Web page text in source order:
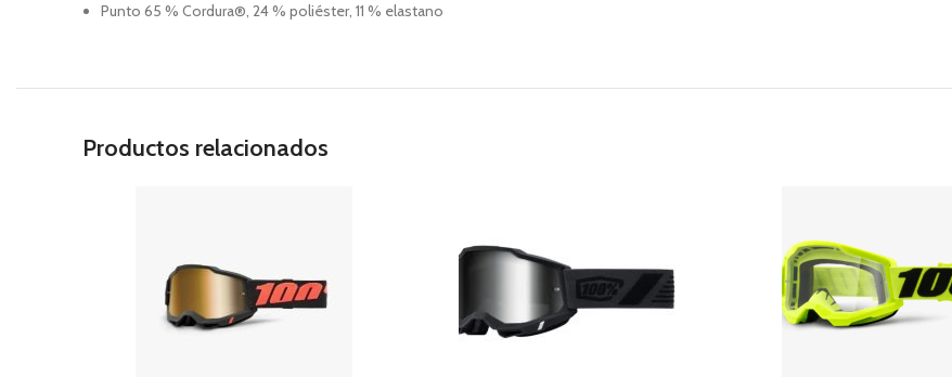
Punto 65 % Cordura®, 24 % poliéster, 11 % elastano
Productos relacionados